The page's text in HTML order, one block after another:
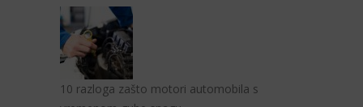
10 razloga zašto motori automobila s